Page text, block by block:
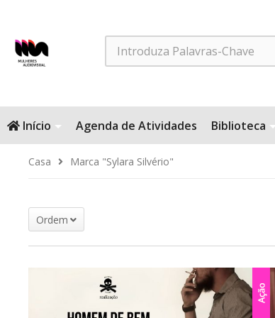
Search
Início Agenda de Atividades Biblioteca
Casa Marca "Sylara Silvério"
Ordem